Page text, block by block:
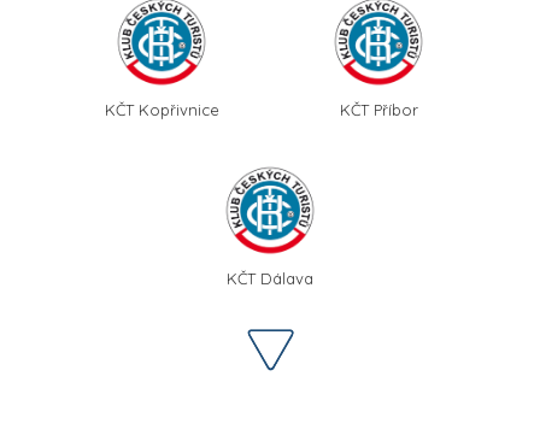
KČT Kopřivnice KČT Příbor
KČT Dálava